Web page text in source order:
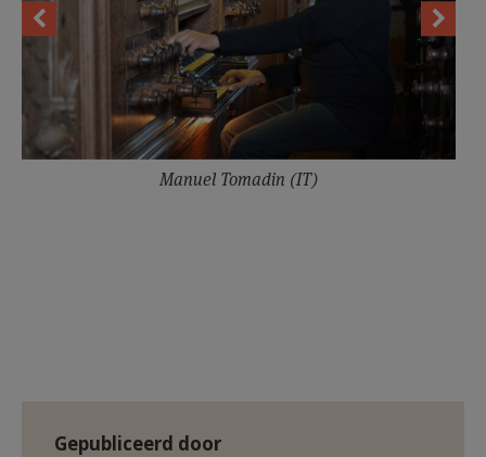
Manuel Tomadin (IT)
Gepubliceerd door